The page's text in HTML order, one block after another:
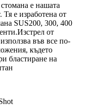
е нашата
е изработена от
SUS200, 300, 400
от
във все по-
където
бластиране на